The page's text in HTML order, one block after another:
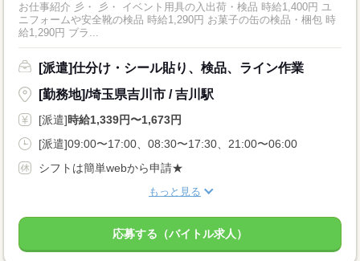
お仕事紹介 彡・ 彡・ イベント用具の入出荷・検品 時給1,400円 ユ
ニフォームや安全靴の検品 時給1,290円 お菓子の缶の検品・梱包 時
給1,290円 ブラ...
[派遣]仕分け・シール貼り、検品、ライン作業
[勤務地]/埼玉県吉川市 / 吉川駅
[派遣]時給1,339円〜1,673円
[派遣]09:00〜17:00、08:30〜17:30、21:00〜06:00
シフトは簡単webから申請★
もっと見る
応募する（バイトル求人）